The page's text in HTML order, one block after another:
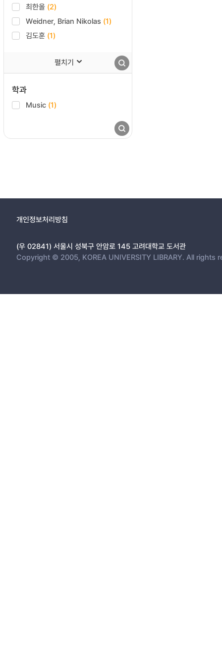
최한올 (2)
Weidner, Brian Nikolas (1)
김도훈 (1)
펼치기
학과
Music (1)
개인정보처리방침
(우 02841) 서울시 성북구 안암로 145 고려대학교 도서관
Copyright © 2005, KOREA UNIVERSITY LIBRARY. All rights